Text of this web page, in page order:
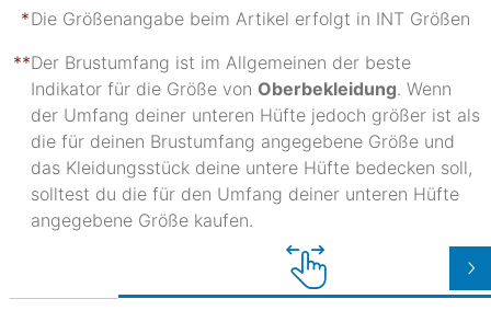
Die Größenangabe beim Artikel erfolgt in INT Größen
Der Brustumfang ist im Allgemeinen der beste
Indikator für die Größe von Oberbekleidung. Wenn
der Umfang deiner unteren Hüfte jedoch größer ist als
die für deinen Brustumfang angegebene Größe und
das Kleidungsstück deine untere Hüfte bedecken soll,
solltest du die für den Umfang deiner unteren Hüfte
angegebene Größe kaufen.